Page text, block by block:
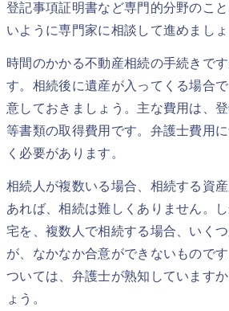
登記事項証明書など専門的分野のこ
いように専門家に相談して進めましょ
時間のかかる不動産相続の手続きで
す。相続後に遺産が入ってくる場合
意しておきましょう。主な費用は、
等書類の取得費用です。弁護士費用
く必要があります。
相続人が複数いる場合、相続する資
あれば、相続は難しくありません。
宅を、複数人で相続する場合、いく
が、なかなか合意ができないもので
ついては、弁護士が熟知しています
ょう。